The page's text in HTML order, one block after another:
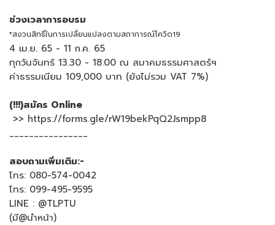
ช่วงเวลาการอบรม
*สงวนสิทธิ์ในการเปลี่ยนแปลงตามสถาการณ์โควิด19
4 เม.ย. 65 - 11 ก.ค. 65
ทุกวันจันทร์ 13.30 - 18.00 ณ สมาคมธรรมศาสตร์ฯ
ค่าธรรมเนียม 109,000 บาท (ยังไม่รวม VAT 7%)
(!!!)สมัคร Online
>> https://forms.gle/rW19bekPqQ2Jsmpp8
________________
สอบถามเพิ่มเติม:-
โทร: 080-574-0042
โทร: 099-495-9595
LINE : @TLPTU
(มี@นำหน้า)